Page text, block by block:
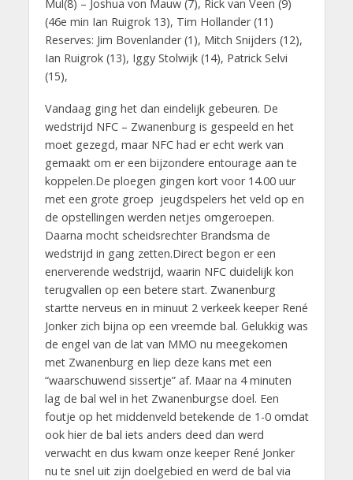
Mul(8) – Joshua von Mauw (7), Rick van Veen (9)
(46e min Ian Ruigrok 13), Tim Hollander (11)
Reserves: Jim Bovenlander (1), Mitch Snijders (12),
Ian Ruigrok (13), Iggy Stolwijk (14), Patrick Selvi
(15),
Vandaag ging het dan eindelijk gebeuren. De
wedstrijd NFC – Zwanenburg is gespeeld en het
moet gezegd, maar NFC had er echt werk van
gemaakt om er een bijzondere entourage aan te
koppelen.De ploegen gingen kort voor 14.00 uur
met een grote groep jeugdspelers het veld op en
de opstellingen werden netjes omgeroepen.
Daarna mocht scheidsrechter Brandsma de
wedstrijd in gang zetten.Direct begon er een
enerverende wedstrijd, waarin NFC duidelijk kon
terugvallen op een betere start. Zwanenburg
startte nerveus en in minuut 2 verkeek keeper René
Jonker zich bijna op een vreemde bal. Gelukkig was
de engel van de lat van MMO nu meegekomen
met Zwanenburg en liep deze kans met een
“waarschuwend sissertje” af. Maar na 4 minuten
lag de bal wel in het Zwanenburgse doel. Een
foutje op het middenveld betekende de 1-0 omdat
ook hier de bal iets anders deed dan werd
verwacht en dus kwam onze keeper René Jonker
nu te snel uit zijn doelgebied en werd de bal via